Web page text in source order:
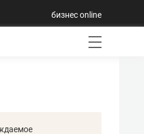
бизнес online